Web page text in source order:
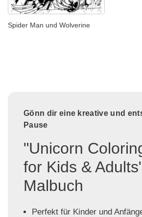
Spider Man und Wolverine
Gönn dir eine kreative und
Pause
"Unicorn
for Kids &
Malbuch
Perfekt für Kinder und